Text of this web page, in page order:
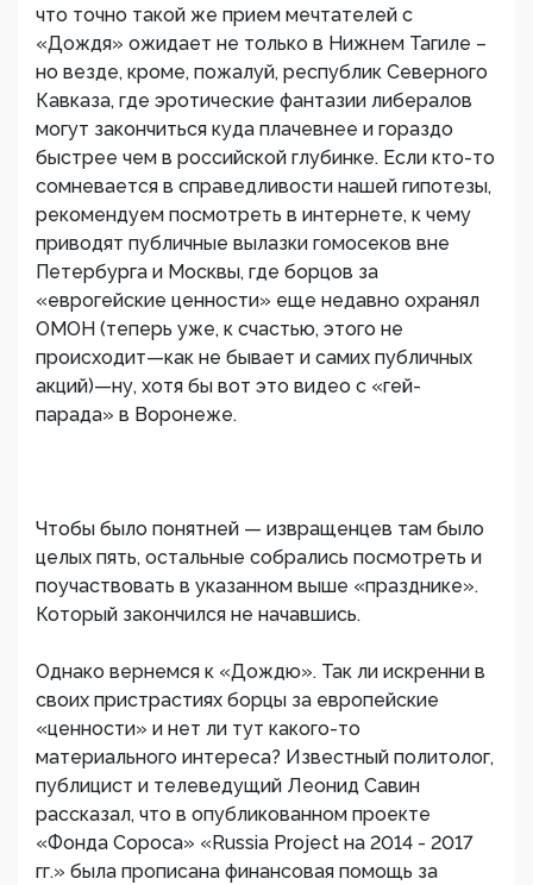
что точно такой же прием мечтателей с
«Дождя» ожидает не только в Нижнем Тагиле –
но везде, кроме, пожалуй, республик Северного
Кавказа, где эротические фантазии либералов
могут закончиться куда плачевнее и гораздо
быстрее чем в российской глубинке. Если кто-то
сомневается в справедливости нашей гипотезы,
рекомендуем посмотреть в интернете, к чему
приводят публичные вылазки гомосеков вне
Петербурга и Москвы, где борцов за
«еврогейские ценности» еще недавно охранял
ОМОН (теперь уже, к счастью, этого не
происходит—как не бывает и самих публичных
акций)—ну, хотя бы вот это видео с «гей-
парада» в Воронеже.
Чтобы было понятней — извращенцев там было
целых пять, остальные собрались посмотреть и
поучаствовать в указанном выше «празднике».
Который закончился не начавшись.
Однако вернемся к «Дождю». Так ли искренни в
своих пристрастиях борцы за европейские
«ценности» и нет ли тут какого-то
материального интереса? Известный политолог,
публицист и телеведущий Леонид Савин
рассказал, что в опубликованном проекте
«Фонда Сороса» «Russia Project на 2014 - 2017
гг.» была прописана финансовая помощь за